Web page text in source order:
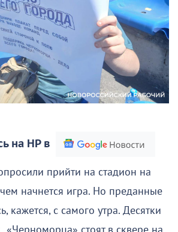
на НР в
прийти на стадион на
начнется игра. Но преданные
кажется, с самого утра. Десятки